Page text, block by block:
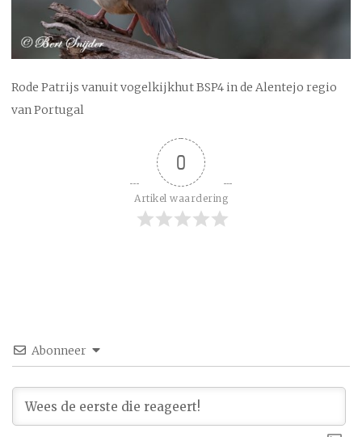
Rode Patrijs vanuit vogelkijkhut BSP4 in de Alentejo regio
van Portugal
0
Artikel waardering
Abonneer